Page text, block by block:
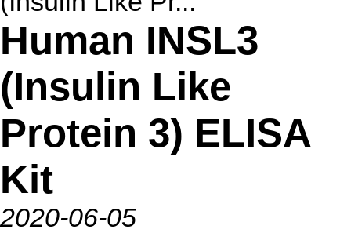
Human INSL3
(Insulin Like
Protein 3) ELISA
Kit
2020-06-05